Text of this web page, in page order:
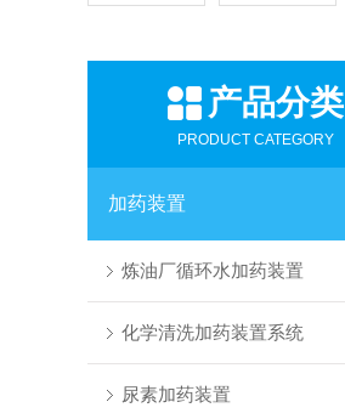
产品分类
PRODUCT CATEGORY
加药装置
炼油厂循环水加药装置
化学清洗加药装置系统
尿素加药装置